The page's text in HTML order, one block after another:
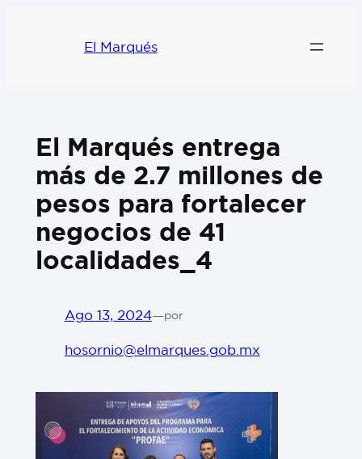
El Marqués
El Marqués entrega
más de 2.7 millones de
pesos para fortalecer
negocios de 41
localidades_4
Ago 13, 2024—por
hosornio@elmarques.gob.mx